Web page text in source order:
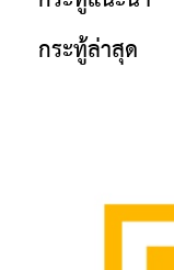
กระทู้ล่าสุด